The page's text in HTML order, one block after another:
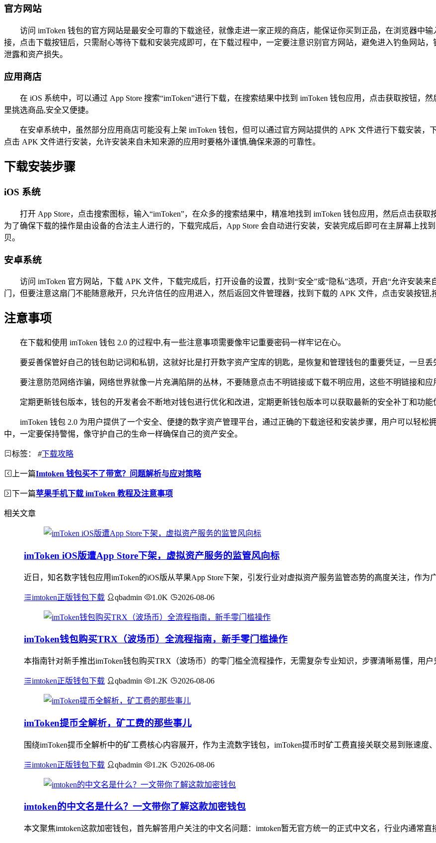
官方网站
访问 imToken 钱包的官方网站是最安全可靠的下载途径，就像走进一家正规的商店，能保证你买到正品，在浏览器中
接，点击下载按钮后，只需耐心等待下载和安装完成即可，在下载过程中，一定要注意识别官方网站，避免进入钓鱼网站
泄露和资产损失。
应用商店
在 iOS 系统中，可以通过 App Store 搜索“imToken”进行下载，在搜索结果中找到 imToken 钱包应用，点击获取按钮
里挑选商品,安全又便捷。
在安卓系统中，虽然部分应用商店可能没有上架 imToken 钱包，但可以通过官方网站提供的 APK 文件进行下载安装
点击 APK 文件进行安装，允许安装来自未知来源的应用时要格外谨慎,确保来源的可靠性。
下载安装步骤
iOS 系统
打开 App Store，点击搜索图标，输入“imToken”，在众多的搜索结果中，精准地找到 imToken 钱包应用，然后点击获
为了确保下载的操作是由设备的合法主人进行的，下载完成后，App Store 会自动进行安装，安装完成后即可在主屏幕上找
贝。
安卓系统
访问 imToken 官方网站，下载 APK 文件，下载完成后，打开设备的设置，找到“安全”或“隐私”选项，开启“允许安装
门，但要注意这扇门不能随意敞开，只允许信任的应用进入，然后返回文件管理器，找到下载的 APK 文件，点击安装按钮,
注意事项
在下载和使用 imToken 钱包 2.0 的过程中,有一些注意事项需要像牢记重要密码一样牢记在心。
要妥善保管好自己的钱包助记词和私钥，这就好比是打开数字资产宝库的钥匙，是恢复和管理钱包的重要凭证，一旦丢
要注意防范网络诈骗，网络世界就像一片充满陷阱的丛林，不要随意点击不明链接或下载不明应用，这些不明链接和
定期更新钱包版本，钱包的开发者会不断地对钱包进行优化和改进，定期更新钱包版本可以获取最新的安全补丁和功
imToken 钱包 2.0 为用户提供了一个安全、便捷的数字资产管理平台，通过正确的下载途径和安装步骤，用户可以轻
中，一定要保持警惕，像守护自己的生命一样确保自己的资产安全。
标签： #下载攻略
上一篇Imtoken 钱包买不了带宽？问题解析与应对策略
下一篇苹果手机下载 imToken 教程及注意事项
相关文章
imToken iOS版遭App Store下架，虚拟资产服务的监管风向标
近日，知名数字钱包应用imToken的iOS版从苹果App Store下架，引发行业对虚拟资产服务监管态势的高度关注，作
imtoken正版钱包下载 qbadmin 1.0K 2026-08-06
imToken钱包购买TRX（波场币）全流程指南，新手零门槛操作
本指南针对新手推出imToken钱包购买TRX（波场币）的零门槛全流程操作，无需复杂专业知识，步骤清晰易懂，用
imtoken正版钱包下载 qbadmin 1.2K 2026-08-06
imToken提币全解析，矿工费的那些事儿
围绕imToken提币全解析中的矿工费核心内容展开，作为主流数字钱包，imToken提币时矿工费直接关联交易到账速度
imtoken正版钱包下载 qbadmin 1.2K 2026-08-06
imtoken的中文名是什么？一文带你了解这款加密钱包
本文聚焦imtoken这款加密钱包，首先解答用户关注的中文名问题：imtoken暂无官方统一的正式中文名，行业内通常